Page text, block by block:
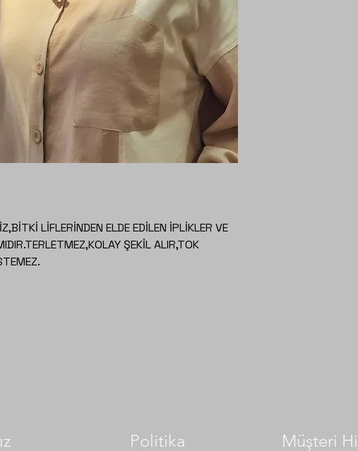
LİFLERİNDEN ELDE EDİLEN İPLİKLER VE
ŞEKİL ALIR,TOK
Politika Müşteri